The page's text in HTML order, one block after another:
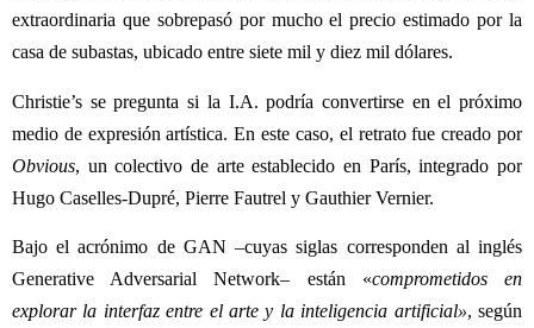
extraordinaria que sobrepasó por mucho el precio estimado por la
casa de subastas, ubicado entre siete mil y diez mil dólares.
Christie’s se preguntasi la I.A. podría convertirse en el próximo
medio de expresión artística.En este caso, el retrato fue creado por
Obvious, un colectivo de arte establecido en París, integrado por
Hugo Caselles-Dupré, Pierre Fautrel y Gauthier Vernier.
Bajo el acrónimo de GAN –cuyas siglas corresponden al inglés
Generative Adversarial Network– están «comprometidos en
explorar la interfaz entre el arte y la inteligencia artificial», según